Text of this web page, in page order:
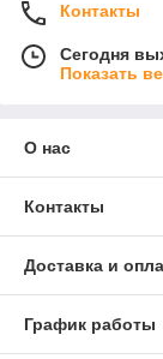
Контакты
Сегодня
Показать
О нас
Контакты
Доставка и
График работы